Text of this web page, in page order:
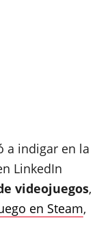
a indigar en la
LinkedIn
videojuegos,
en Steam,